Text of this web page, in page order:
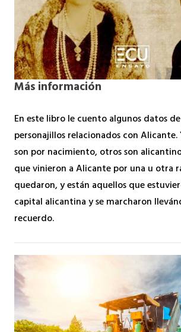
Más información
En este libro le cuento algunos datos
personajillos relacionados con Alicante.
son por nacimiento, otros son
que vinieron a Alicante por una u otra
quedaron, y están aquellos que
capital alicantina y se marcharon
recuerdo.